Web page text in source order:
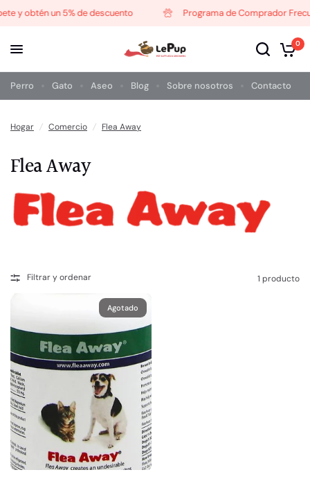
y obtén un 5% de descuento Programa de Comprador
0
Perro Gato Aseo Blog Sobre nosotros Contacto
Hogar / Comercio / Flea Away
Flea Away
Filtrar y ordenar 1 producto
Agotado